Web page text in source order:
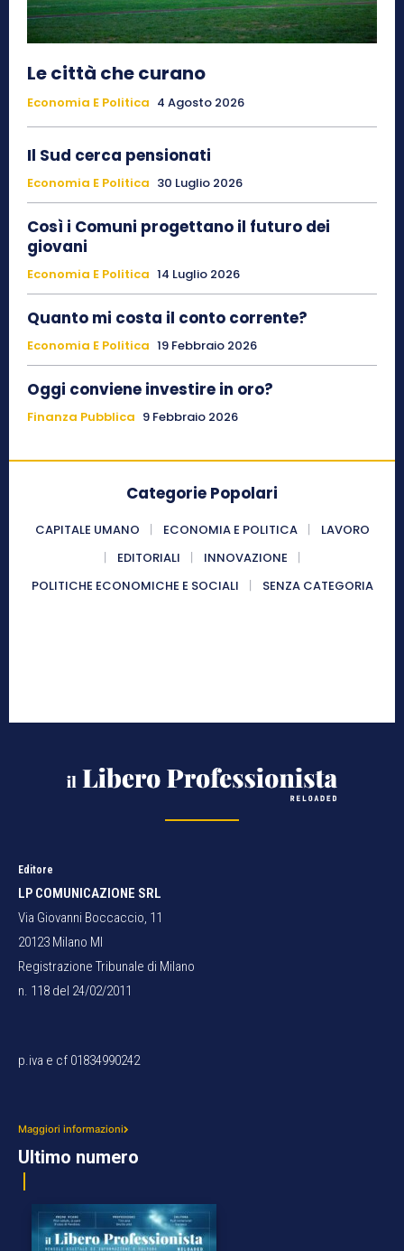
Le città che curano
Economia E Politica 4 Agosto 2026
Il Sud cerca pensionati
Economia E Politica 30 Luglio 2026
Così i Comuni progettano il futuro dei
giovani
Economia E Politica 14 Luglio 2026
Quanto mi costa il conto corrente?
Economia E Politica 19 Febbraio 2026
Oggi conviene investire in oro?
Finanza Pubblica 9 Febbraio 2026
Categorie Popolari
CAPITALE UMANO ECONOMIA E POLITICA
LAVORO
EDITORIALI
INNOVAZIONE
POLITICHE ECONOMICHE E SOCIALI
SENZA CATEGORIA
Editore
LP COMUNICAZIONE SRL
Via Giovanni Boccaccio, 11
20123 Milano MI
Registrazione Tribunale di Milano
n. 118 del 24/02/2011
p.iva e cf 01834990242
Maggiori informazioni
Ultimo numero